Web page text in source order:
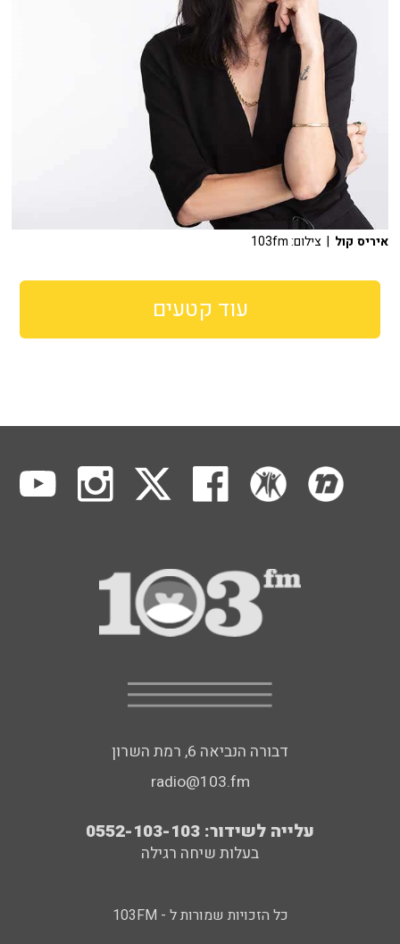
איריס קול | צילום: 103fm
עוד קטעים
דבורה הנביאה 6, רמת השרון
radio@103.fm
עלייה לשידור: 0552-103-103
בעלות שיחה רגילה
כל הזכויות שמורות ל - 103FM